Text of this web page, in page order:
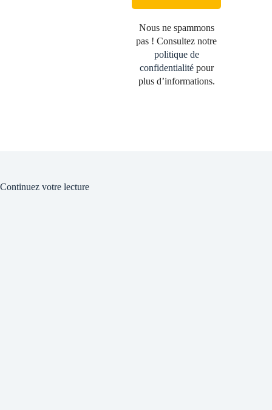
Nous ne spammons
pas ! Consultez notre
politique de
confidentialitépour
plus d’informations.
Continuez votre lecture